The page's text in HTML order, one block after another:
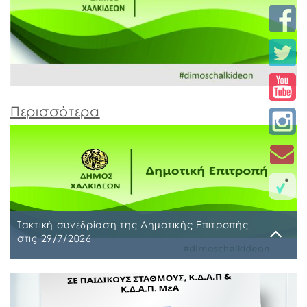
Περισσότερα
Τακτική συνεδρίαση της Δημοτικής Επιτροπής
στις 29/7/2026
Τακτική συνεδρίαση της Δημοτικής Επιτροπής θα